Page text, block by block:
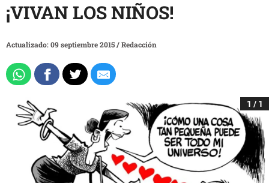
¡VIVAN LOS NIÑOS!
Actualizado: 09 septiembre 2015/Redacción
1 / 1